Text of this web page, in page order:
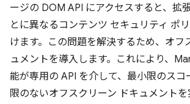
ージの DOM API にアクセスすると、拡
とに異なるコンテンツ セキュリティ ポ
けます。この問題を解決するため、オフ
ュメントを導入します。これにより、
能が専用の API を介して、最小限のスコ
限のないオフスクリーン ドキュメント